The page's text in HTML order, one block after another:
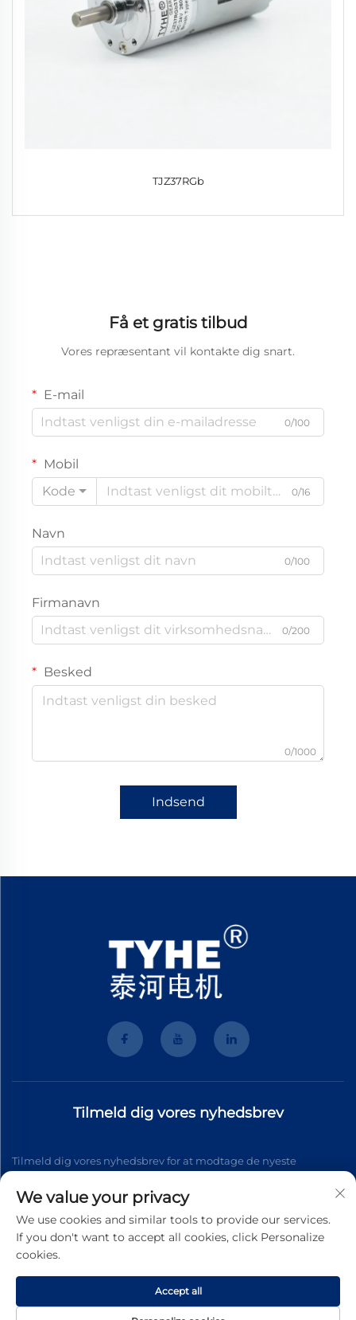
TJZ37RGb
Få et gratis tilbud
Vores repræsentant vil kontakte dig snart.
E-mail
0/100
Mobil
Kode
0/16
Navn
0/100
Firmanavn
0/200
Besked
0/1000
Indsend
Tilmeld dig vores nyhedsbrev
Tilmeld dig vores nyhedsbrev for at modtage de nyeste
Tilmeld
Copyright © 2026 Wenzhou Tyhe Motor Co.,ltd. Alle rettigheder
We value your privacy
We use cookies and similar tools to provide our services.
If you don't want to accept all cookies, click Personalize
cookies.
Accept all